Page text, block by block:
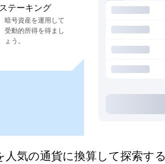
ステーキング
暗号資産を運用して
受動的所得を得まし
ょう。
の通貨に換算して探索する